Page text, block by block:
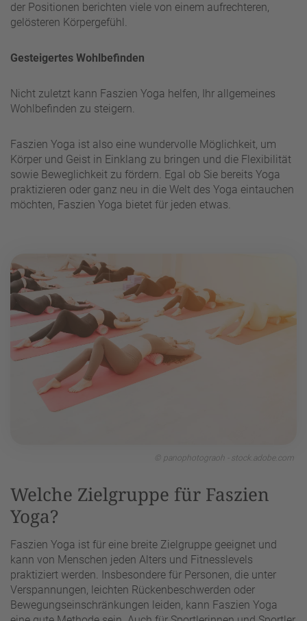
der Positionen berichten viele von einem aufrechteren,
gelösteren Körpergefühl.
Gesteigertes Wohlbefinden
Nicht zuletzt kann Faszien Yoga helfen, Ihr allgemeines
Wohlbefinden zu steigern.
Faszien Yoga ist also eine wundervolle Möglichkeit, um
Körper und Geist in Einklang zu bringen und die Flexibilität
sowie Beweglichkeit zu fördern. Egal ob Sie bereits Yoga
praktizieren oder ganz neu in die Welt des Yoga eintauchen
möchten, Faszien Yoga bietet für jeden etwas.
© panophotograoh - stock.adobe.com
Welche Zielgruppe für Faszien
Yoga?
Faszien Yoga ist für eine breite Zielgruppe geeignet und
kann von Menschen jeden Alters und Fitnesslevels
praktiziert werden. Insbesondere für Personen, die unter
Verspannungen, leichten Rückenbeschwerden oder
Bewegungseinschränkungen leiden, kann Faszien Yoga